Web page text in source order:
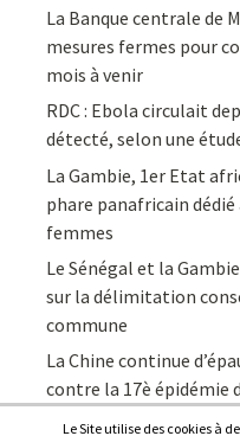
La Banque centrale de
mesures fermes pour
mois à venir
RDC : Ebola circulait
détecté, selon une
La Gambie, 1er Etat
phare panafricain
femmes
Le Sénégal et la
sur la délimitation
commune
La Chine continue
contre la 17è épidémie
Le Site utilise des cookies à